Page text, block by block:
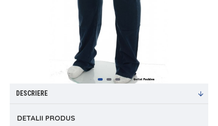
DESCRIERE
DETALII PRODUS